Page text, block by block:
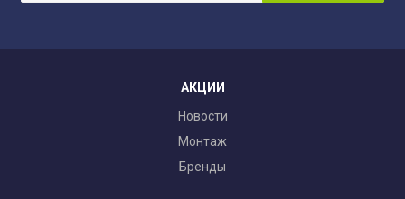
АКЦИИ
Новости
Монтаж
Бренды